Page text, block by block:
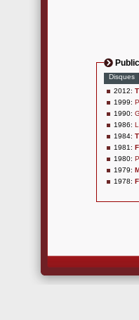
Disques
2012:
1999:
1990:
1986:
1984:
1981:
1980:
1979:
1978: